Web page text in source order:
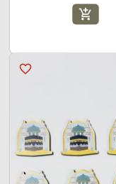
add_shopping_cart
favorite_border